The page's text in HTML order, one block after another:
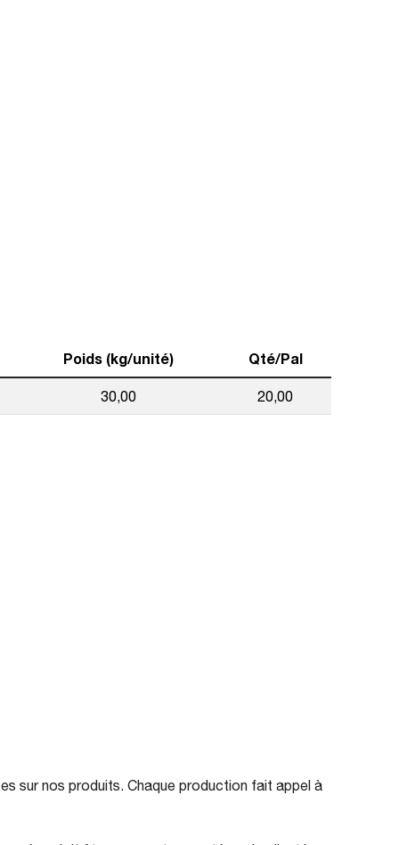
Poids (kg/unité) Qté/Pal
30,00 20,00
sur nos produits. Chaque production fait appel à